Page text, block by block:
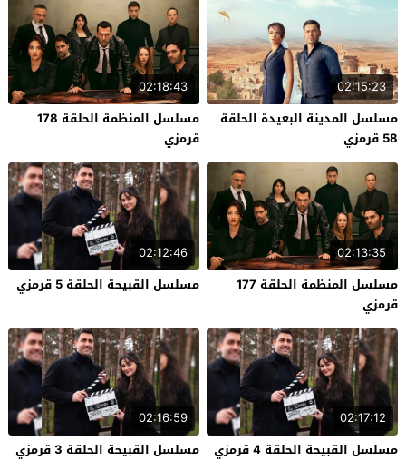
02:15:23
مسلسل المدينة البعيدة الحلقة
58 قرمزي
02:18:43
مسلسل المنظمة الحلقة 178
قرمزي
02:13:35
مسلسل المنظمة الحلقة 177
قرمزي
02:12:46
مسلسل القبيحة الحلقة 5 قرمزي
02:17:12
مسلسل القبيحة الحلقة 4 قرمزي
02:16:59
مسلسل القبيحة الحلقة 3 قرمزي